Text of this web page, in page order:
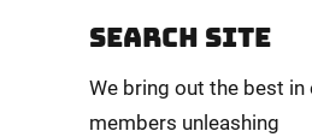
SEARCH SITE
We bring out the best in
members unleashing